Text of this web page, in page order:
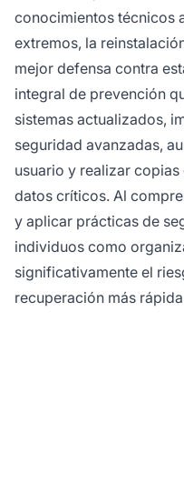
conocimientos técnicos
extremos, la
mejor defensa contra
integral de prevención
sistemas actualizados,
seguridad avanzadas,
usuario y realizar
datos críticos. Al
y aplicar prácticas de
individuos como
significativamente el
recuperación más